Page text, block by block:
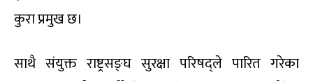
कुरा प्रमुख छ।
साथै संयुक्त राष्ट्रसङ्घ सुरक्षा परिषद्ले पारित गरेका